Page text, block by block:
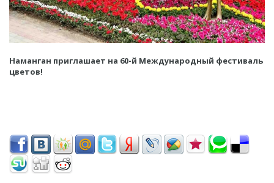
Наманган приглашает на 60-й Международный фестиваль
цветов!